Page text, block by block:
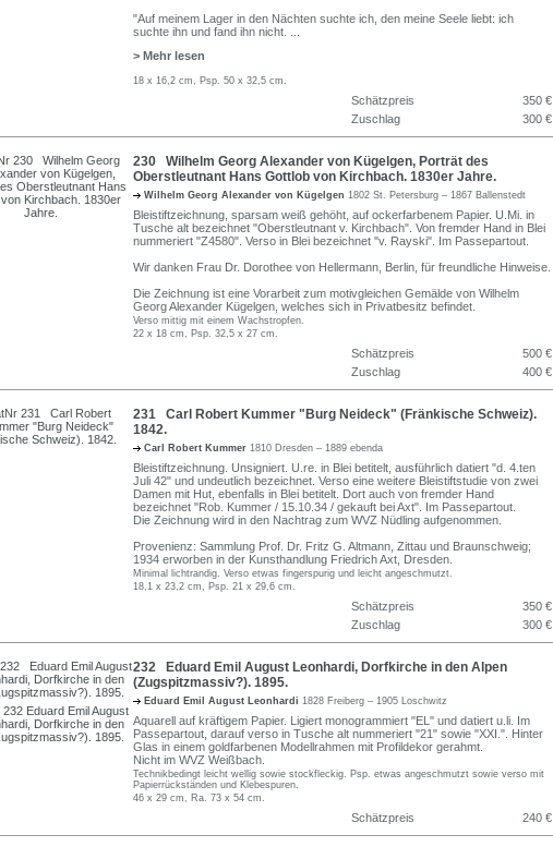
"Auf meinem Lager in den Nächten suchte ich, den meine Seele liebt: ich
suchte ihn und fand ihn nicht.
> Mehr lesen
18 x 16,2 cm, Psp. 50 x 32,5 cm.
Schätzpreis
350 €
Zuschlag
300 €
230 Wilhelm Georg Alexander von Kügelgen, Porträt des
Oberstleutnant Hans Gottlob von Kirchbach. 1830er Jahre.
Wilhelm Georg Alexander von Kügelgen 1802 St. Petersburg – 1867 Ballenstedt
Bleistiftzeichnung, sparsam weiß gehöht, auf ockerfarbenem Papier. U.Mi. in
Tusche alt bezeichnet "Oberstleutnant v. Kirchbach". Von fremder Hand in Blei
nummeriert "Z4580". Verso in Blei bezeichnet "v. Rayski". Im Passepartout.
Wir danken Frau Dr. Dorothee von Hellermann, Berlin, für freundliche Hinweise.
Die Zeichnung ist eine Vorarbeit zum motivgleichen Gemälde von Wilhelm
Georg Alexander Kügelgen, welches sich in Privatbesitz befindet.
Verso mittig mit einem Wachstropfen.
22 x 18 cm, Psp. 32,5 x 27 cm.
Schätzpreis
500 €
Zuschlag
400 €
231 Carl Robert Kummer "Burg Neideck" (Fränkische Schweiz).
1842.
Carl Robert Kummer 1810 Dresden – 1889 ebenda
Bleistiftzeichnung. Unsigniert. U.re. in Blei betitelt, ausführlich datiert "d. 4.ten
Juli 42" und undeutlich bezeichnet. Verso eine weitere Bleistiftstudie von zwei
Damen mit Hut, ebenfalls in Blei betitelt. Dort auch von fremder Hand
bezeichnet "Rob. Kummer / 15.10.34 / gekauft bei Axt". Im Passepartout.
Die Zeichnung wird in den Nachtrag zum WVZ Nüdling aufgenommen.
Provenienz: Sammlung Prof. Dr. Fritz G. Altmann, Zittau und Braunschweig;
1934 erworben in der Kunsthandlung Friedrich Axt, Dresden.
Minimal lichtrandig. Verso etwas fingerspurig und leicht angeschmutzt.
18,1 x 23,2 cm, Psp. 21 x 29,6 cm.
Schätzpreis
350 €
Zuschlag
300 €
232 Eduard Emil August Leonhardi, Dorfkirche in den Alpen
(Zugspitzmassiv?). 1895.
Eduard Emil August Leonhardi 1828 Freiberg – 1905 Loschwitz
Aquarell auf kräftigem Papier. Ligiert monogrammiert "EL" und datiert u.li. Im
Passepartout, darauf verso in Tusche alt nummeriert "21" sowie "XXI.". Hinter
Glas in einem goldfarbenen Modellrahmen mit Profildekor gerahmt.
Nicht im WVZ Weißbach.
Technikbedingt leicht wellig sowie stockfleckig. Psp. etwas angeschmutzt sowie verso mit
Papierrückständen und Klebespuren.
46 x 29 cm, Ra. 73 x 54 cm.
Schätzpreis 240 €